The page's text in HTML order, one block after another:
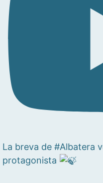
La breva de #Albatera
protagonista